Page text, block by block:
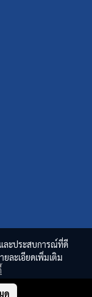
ละประสบการณ์ที่ดี
ยละเอียดเพิ่มเติม
ด